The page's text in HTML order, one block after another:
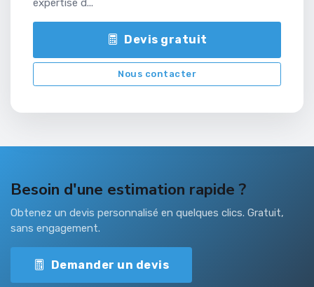
expertise d...
Devis gratuit
Nous contacter
Besoin d'une estimation rapide ?
Obtenez un devis personnalisé en quelques clics. Gratuit,
sans engagement.
Demander un devis